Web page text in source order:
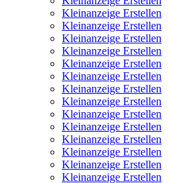
Kleinanzeige Erstellen
Kleinanzeige Erstellen
Kleinanzeige Erstellen
Kleinanzeige Erstellen
Kleinanzeige Erstellen
Kleinanzeige Erstellen
Kleinanzeige Erstellen
Kleinanzeige Erstellen
Kleinanzeige Erstellen
Kleinanzeige Erstellen
Kleinanzeige Erstellen
Kleinanzeige Erstellen
Kleinanzeige Erstellen
Kleinanzeige Erstellen